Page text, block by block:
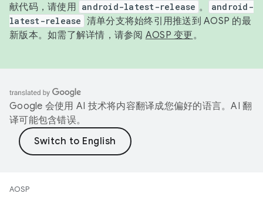
献代码，请使用 android-latest-release 。
android-
latest-release 清单分支将始终引用推送到 AOSP 的最
新版本。如需了解详情，请参阅 AOSP 变更。
Google 会使用 AI 技术将内容翻译成您偏好的语言。AI 翻
译可能包含错误。
AOSP